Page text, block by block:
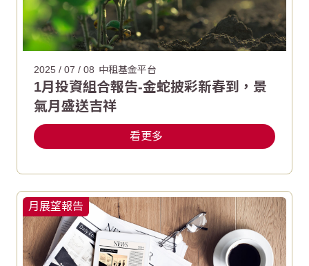
2025 / 07 / 08 中租基金平台
1月投資組合報告-金蛇披彩新春到，景
氣月盛送吉祥
看更多
月展望報告